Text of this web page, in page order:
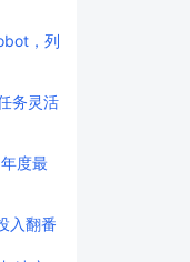
，列
务灵活
度最
入翻番